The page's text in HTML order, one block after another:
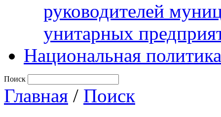
руководителей
унитарных
Национальная политика
Поиск
Главная / Поиск